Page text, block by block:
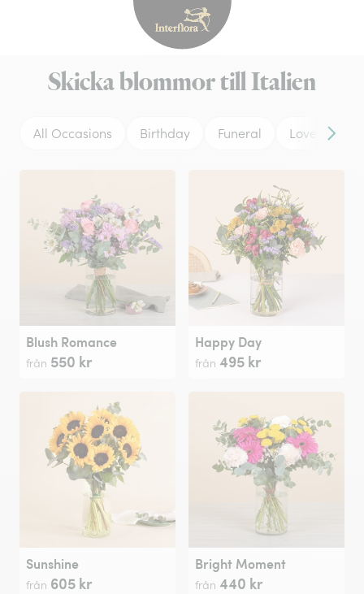
Interflora -
Skicka blommor till Italien
Framåt
All Occasions Birthday Funeral Love
Blush Romance
från 550 kr
Happy Day
från 495 kr
Sunshine
från 605 kr
Bright Moment
från 440 kr